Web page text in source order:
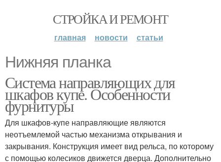
СТРОЙКА И РЕМОНТ
главная новости статьи
Нижняя планка
Система направляющих для
шкафов купе. Особенности
фурнитуры
Для шкафов-купе направляющие являются
неотъемлемой частью механизма открывания и
закрывания. Конструкция имеет вид рельса, по которому
с помощью колесиков движется дверца. Дополнительно